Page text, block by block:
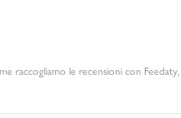
raccogliamo le recensioni con Feedaty,